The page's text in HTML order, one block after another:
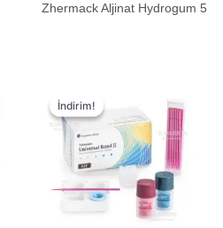
Zhermack Aljinat Hydrogum 5
İndirim!
İndirim!